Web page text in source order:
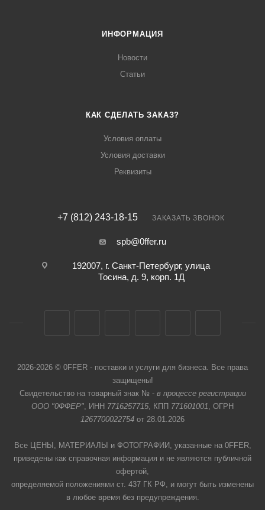
ИНФОРМАЦИЯ
Новости
Статьи
КАК СДЕЛАТЬ ЗАКАЗ?
Условия оплаты
Условия доставки
Реквизиты
+7 (812) 243-18-15 ЗАКАЗАТЬ ЗВОНОК
spb@0ffer.ru
192007, г. Санкт-Петербург, улица
Тосина, д. 9, корп. 1Д
2026-2026 © 0FFER - поставки и услуги для бизнеса. Все права
защищены!
Свидетельство на товарный знак № - в процессе регистрации
ООО "0ФФЕР", ИНН 7716257715, КПП 771601001, ОГРН
1267700022754 от 28.01.2026
Все ЦЕНЫ, МАТЕРИАЛЫ и ФОТОГРАФИИ, указанные на 0FFER,
приведены как справочная информация и не являются публичной
офертой,
определяемой положениями ст. 437 ГК РФ, и могут быть изменены
в любое время без предупреждения.